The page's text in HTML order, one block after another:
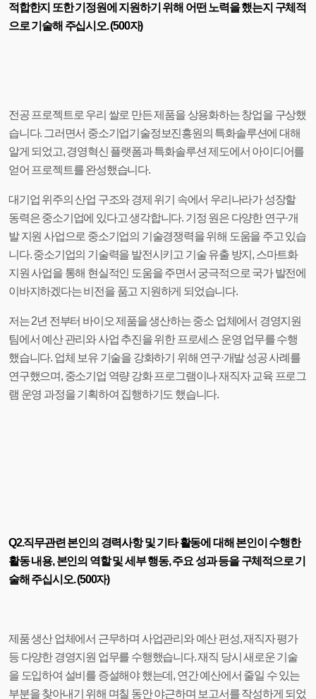
적합한지 또한 기정원에 지원하기 위해 어떤 노력을 했는지 구체적
으로 기술해 주십시오. (500자)
전공 프로젝트로 우리 쌀로 만든 제품을 상용화하는 창업을 구상했
습니다. 그러면서 중소기업기술정보진흥원의 특화솔루션에 대해
알게 되었고, 경영혁신 플랫폼과 특화솔루션 제도에서 아이디어를
얻어 프로젝트를 완성했습니다.
대기업 위주의 산업 구조와 경제 위기 속에서 우리나라가 성장할
동력은 중소기업에 있다고 생각합니다. 기정 원은 다양한 연구·개
발 지원 사업으로 중소기업의 기술경쟁력을 위해 도움을 주고 있습
니다. 중소기업의 기술력을 발전시키고 기술 유출 방지, 스마트화
지원 사업을 통해 현실적인 도움을 주면서 궁극적으로 국가 발전에
이바지하겠다는 비전을 품고 지원하게 되었습니다.
저는 2년 전부터 바이오 제품을 생산하는 중소 업체에서 경영지원
팀에서 예산 관리와 사업 추진을 위한 프로세스 운영 업무를 수행
했습니다. 업체 보유 기술을 강화하기 위해 연구·개발 성공 사례를
연구했으며, 중소기업 역량 강화 프로그램이나 재직자 교육 프로그
램 운영 과정을 기획하여 집행하기도 했습니다.
Q2.직무관련 본인의 경력사항 및 기타 활동에 대해 본인이 수행한
활동 내용, 본인의 역할 및 세부 행동, 주요 성과 등을 구체적으로 기
술해 주십시오. (500자)
제품 생산 업체에서 근무하며 사업관리와 예산 편성, 재직자 평가
등 다양한 경영지원 업무를 수행했습니다. 재직 당시 새로운 기술
을 도입하여 설비를 증설해야 했는데, 연간 예산에서 줄일 수 있는
부분을 찾아내기 위해 며칠 동안 야근하며 보고서를 작성하게 되었